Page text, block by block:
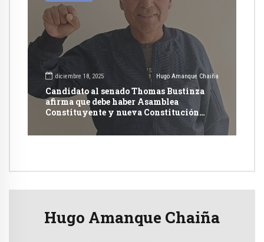
diciembre 18, 2025 Hugo Amanque Chaiña
Candidato al senado Thomas Bustinza
afirma que debe haber Asamblea
Constituyente y nueva Constitución
Hugo Amanque Chaiña